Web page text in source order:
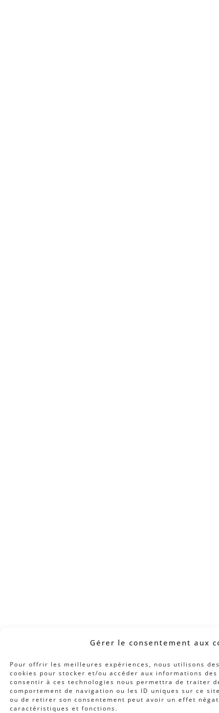
Gérer le consentement aux
Pour offrir les meilleures expériences, nous utilisons
cookies pour stocker et/ou accéder aux informations
consentir à ces technologies nous permettra de traiter
comportement de navigation ou les ID uniques sur ce
ou de retirer son consentement peut avoir un effet
caractéristiques et fonctions.